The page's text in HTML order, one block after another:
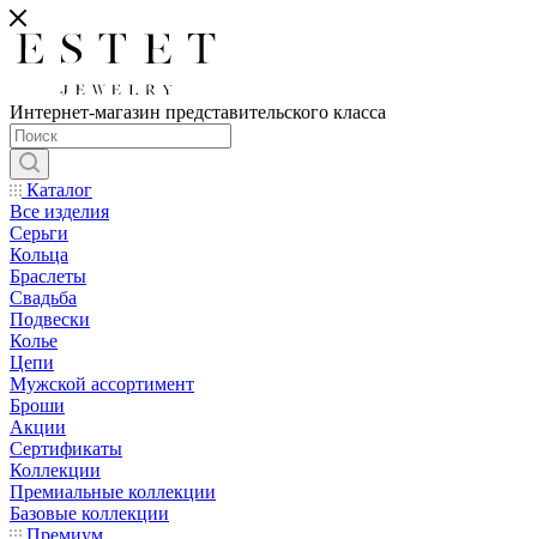
Интернет-магазин представительского класса
Каталог
Все изделия
Серьги
Кольца
Браслеты
Свадьба
Подвески
Колье
Цепи
Мужской ассортимент
Броши
Акции
Сертификаты
Коллекции
Премиальные коллекции
Базовые коллекции
Премиум